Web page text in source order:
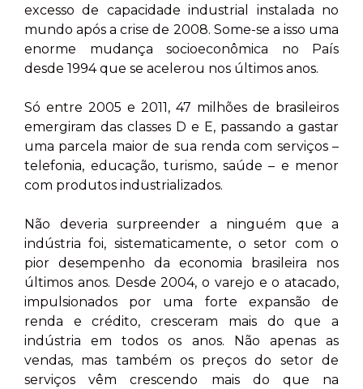
excesso de capacidade industrial instalada no
mundo após a crise de 2008. Some-se a isso uma
enorme mudança socioeconômica no País
desde 1994 que se acelerou nos últimos anos.
Só entre 2005 e 2011, 47 milhões de brasileiros
emergiram das classes D e E, passando a gastar
uma parcela maior de sua renda com serviços –
telefonia, educação, turismo, saúde – e menor
com produtos industrializados.
Não deveria surpreender a ninguém que a
indústria foi, sistematicamente, o setor com o
pior desempenho da economia brasileira nos
últimos anos. Desde 2004, o varejo e o atacado,
impulsionados por uma forte expansão de
renda e crédito, cresceram mais do que a
indústria em todos os anos. Não apenas as
vendas, mas também os preços do setor de
serviços vêm crescendo mais do que na